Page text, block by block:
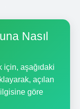
Nasıl
için, aşağıdaki
açılan
göre